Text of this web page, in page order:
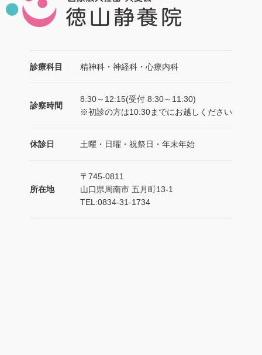
診療科目 精神科・神経科・心療内科
診察時間
8:30～12:15(受付 8:30～11:30)
※初診の方は10:30までにお越しください
休診日 土曜・日曜・祝祭日・年末年始
所在地
〒745-0811
山口県周南市 五月町13-1
TEL:0834-31-1734